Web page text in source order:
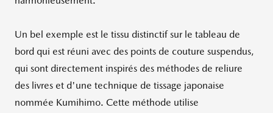
Un bel exemple est le tissu distinctif sur le tableau de
bord qui est réuni avec des points de couture suspendus,
qui sont directement inspirés des méthodes de reliure
des livres et d'une technique de tissage japonaise
nommée Kumihimo. Cette méthode utilise